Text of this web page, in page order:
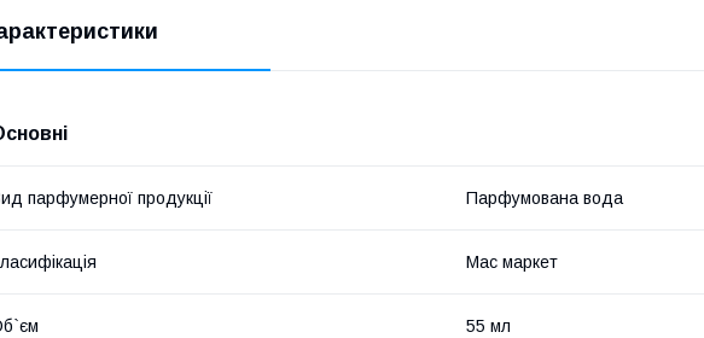
парфумерної продукції Парфумована вода
Мас маркет
55 мл